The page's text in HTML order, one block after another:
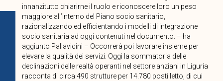
innanzitutto chiarirne il ruolo e riconoscere loro un peso
maggiore all’interno del Piano socio sanitario,
razionalizzando ed efficientando i modelli di integrazione
socio sanitaria ad oggi contenuti nel documento. – ha
aggiunto Pallavicini – Occorrerà poi lavorare insieme per
elevare la qualità dei servizi. Oggi la sommatoria delle
declinazioni delle realtà operanti nel settore anziani in Liguria
racconta di circa 490 strutture per 14.780 posti letto, di cui